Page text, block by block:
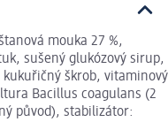
mouka 27 %,
sušený glukózový sirup,
kukuřičný škrob, vitaminový
Bacillus coagulans (2
původ), stabilizátor: